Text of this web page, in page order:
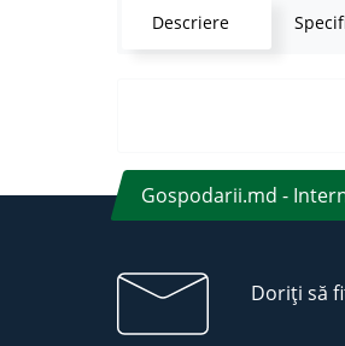
Descriere
Gospodarii.md -
Doriți să